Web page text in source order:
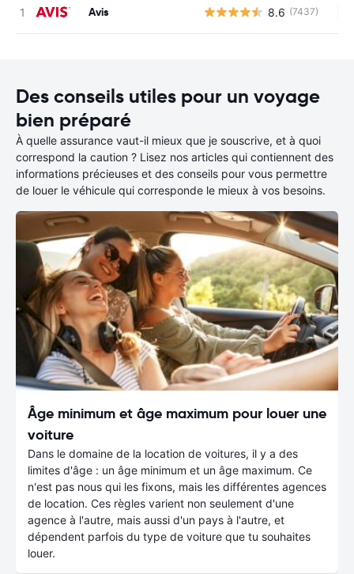
Avis 8.6 (7437)
Des conseils utiles pour un voyage
bien préparé
À quelle assurance vaut-il mieux que je souscrive, et à quoi
correspond la caution ? Lisez nos articles qui contiennent des
informations précieuses et des conseils pour vous permettre
de louer le véhicule qui corresponde le mieux à vos besoins.
Âge minimum et âge maximum pour louer une
voiture
Dans le domaine de la location de voitures, il y a des
limites d'âge : un âge minimum et un âge maximum. Ce
n'est pas nous qui les fixons, mais les différentes agences
de location. Ces règles varient non seulement d'une
agence à l'autre, mais aussi d'un pays à l'autre, et
dépendent parfois du type de voiture que tu souhaites
louer.